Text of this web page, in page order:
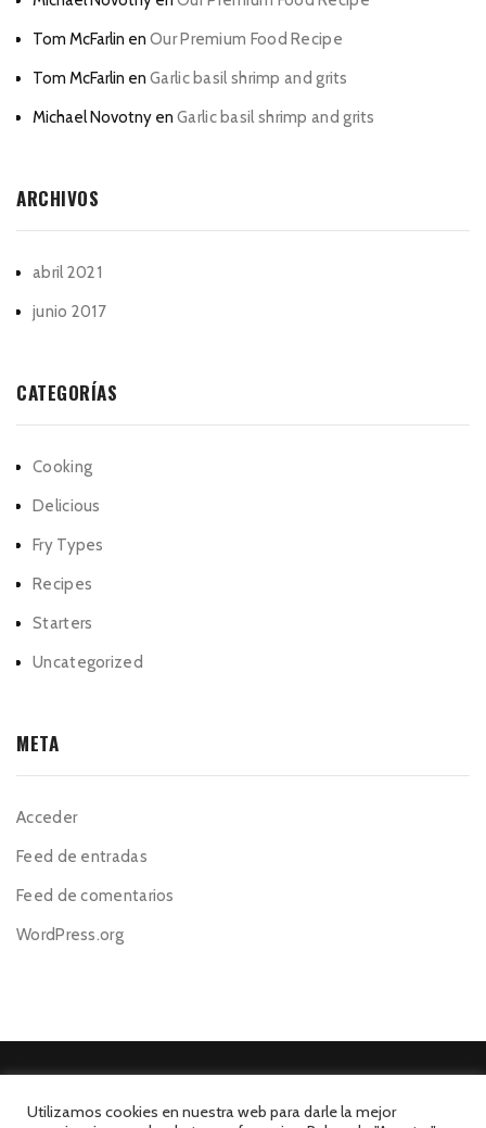
Tom McFarlin en Our Premium Food Recipe
Tom McFarlin en Garlic basil shrimp and grits
Michael Novotny en Garlic basil shrimp and grits
ARCHIVOS
abril 2021
junio 2017
CATEGORÍAS
Cooking
Delicious
Fry Types
Recipes
Starters
Uncategorized
META
Acceder
Feed de entradas
Feed de comentarios
WordPress.org
Utilizamos cookies en nuestra web para darle la mejor